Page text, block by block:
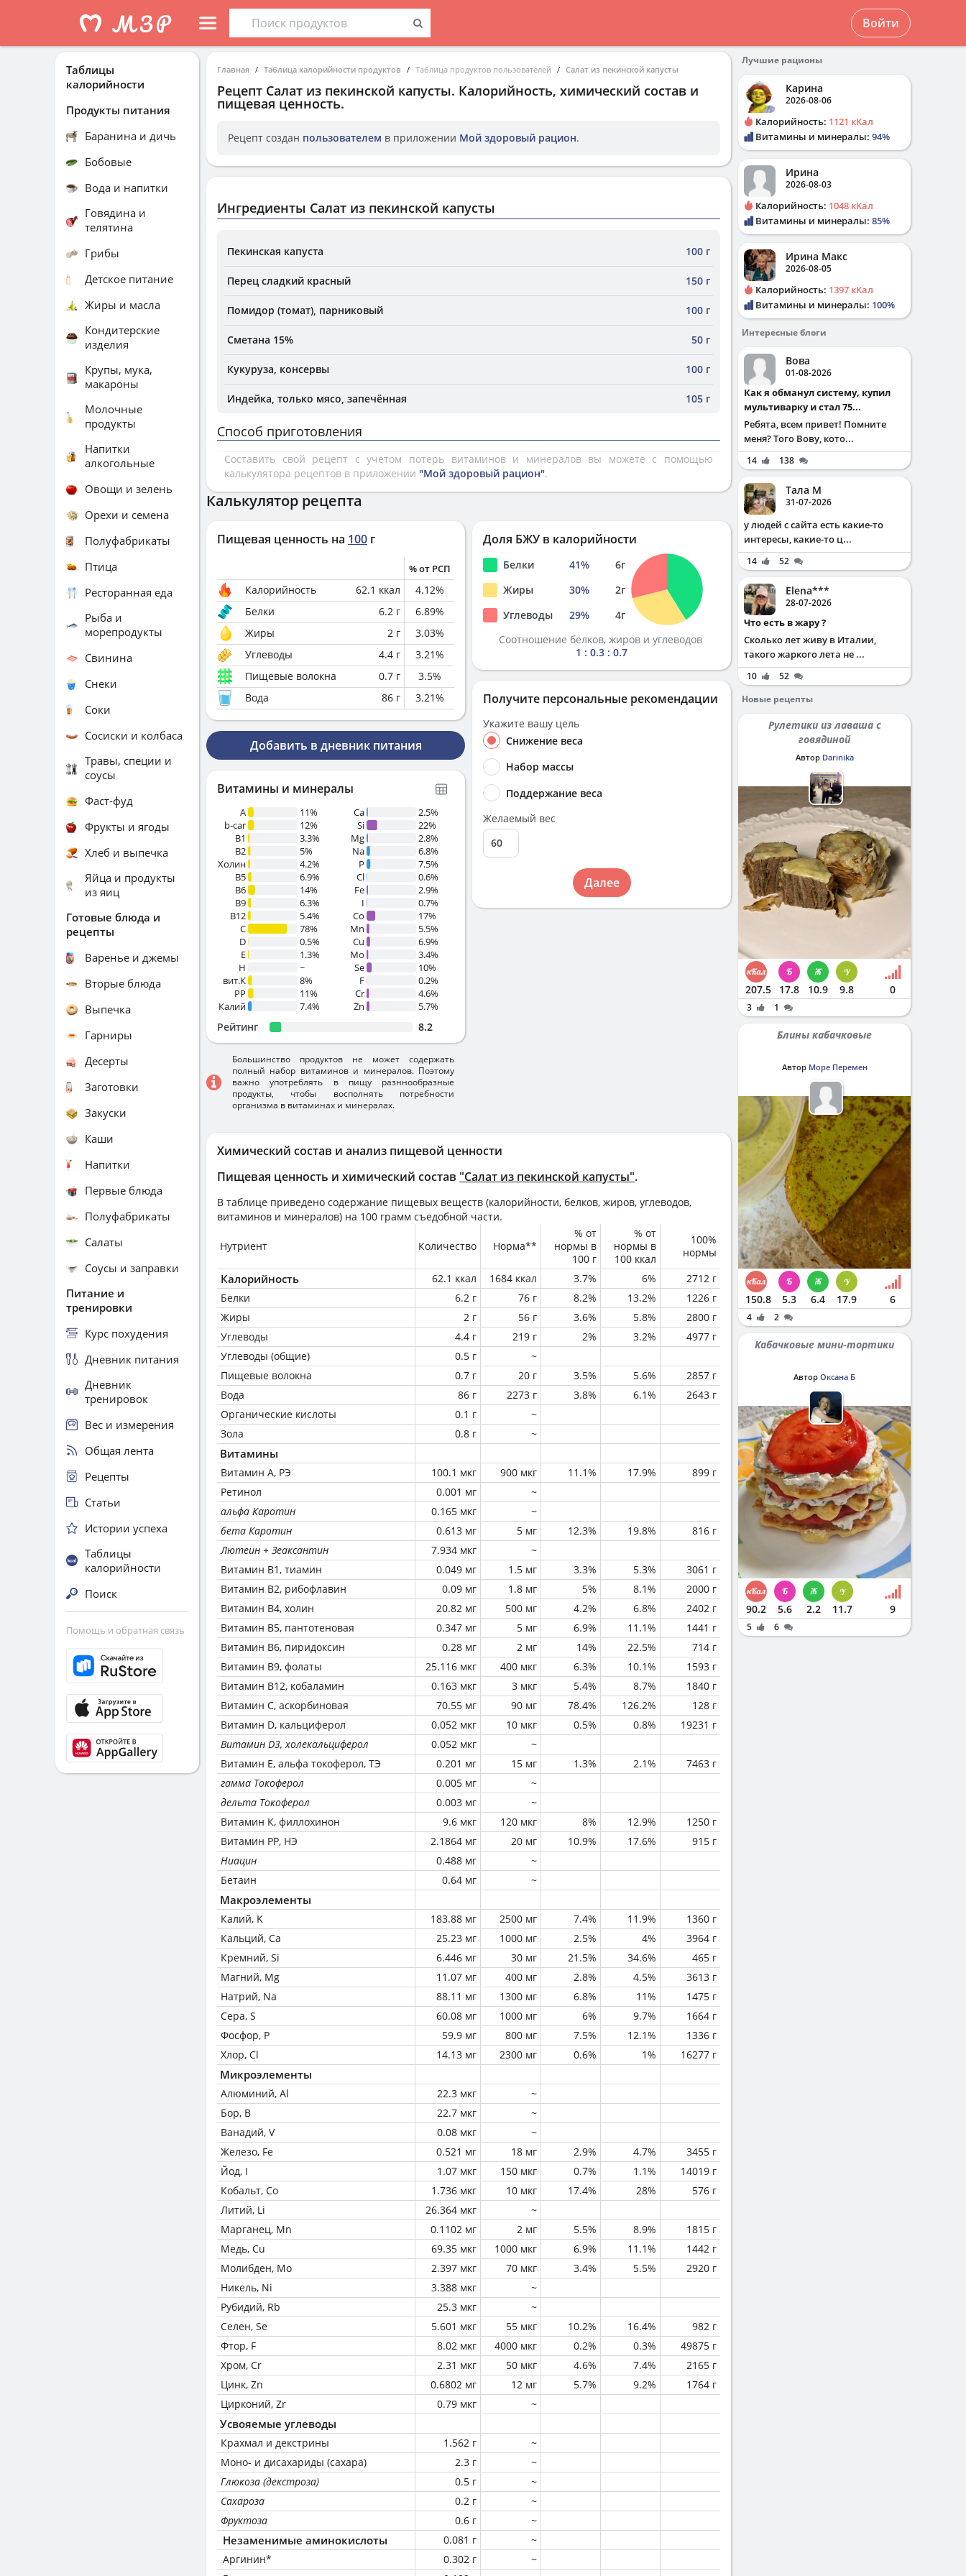
Войти
Главная Таблица калорийности продуктов Таблица продуктов пользователей Салат из пекинской капусты
Рецепт Салат из пекинской капусты. Калорийность, химический состав и
пищевая ценность.
Рецепт создан пользователем в приложении Мой здоровый рацион.
Ингредиенты Салат из пекинской капусты
Пекинская капуста 100 г
Перец сладкий красный 150 г
Помидор (томат), парниковый 100 г
Сметана 15% 50 г
Кукуруза, консервы 100 г
Индейка, только мясо, запечённая 105 г
Способ приготовления
Составить свой рецепт с учетом потерь витаминов и минералов вы можете с помощью
калькулятора рецептов в приложении "Мой здоровый рацион".
Химический состав и анализ пищевой ценности
Пищевая ценность и химический состав "Салат из пекинской капусты".
В таблице приведено содержание пищевых веществ (калорийности, белков, жиров, углеводов,
витаминов и минералов) на 100 грамм съедобной части.
Нутриент Количество Норма**
% от
нормы в
100 г
% от
нормы в
100 ккал
100%
нормы
Калорийность 62.1 ккал 1684 ккал 3.7% 6%
2712 г
Белки
6.2 г 76 г 8.2% 13.2%
1226 г
Жиры
2 г 56 г 3.6% 5.8%
2800 г
Углеводы
4.4 г 219 г 2% 3.2%
4977 г
Углеводы (общие)
0.5 г
~
Пищевые волокна
0.7 г 20 г 3.5% 5.6%
2857 г
Вода
86 г 2273 г 3.8% 6.1%
2643 г
Органические кислоты
0.1 г
~
Зола
0.8 г ~
Витамины
Витамин А, РЭ 100.1 мкг 900 мкг 11.1% 17.9%
899 г
Ретинол
0.001 мг
~
альфа Каротин
0.165 мкг
~
бета Каротин
0.613 мг 5 мг 12.3% 19.8%
816 г
Лютеин + Зеаксантин
7.934 мкг
~
Витамин В1, тиамин
0.049 мг 1.5 мг 3.3% 5.3%
3061 г
Витамин В2, рибофлавин
0.09 мг 1.8 мг 5% 8.1%
2000 г
Витамин В4, холин
20.82 мг 500 мг 4.2% 6.8%
2402 г
Витамин В5, пантотеновая
0.347 мг 5 мг 6.9% 11.1%
1441 г
Витамин В6, пиридоксин
0.28 мг 2 мг 14% 22.5%
714 г
Витамин В9, фолаты
25.116 мкг 400 мкг 6.3% 10.1%
1593 г
Витамин В12, кобаламин
0.163 мкг 3 мкг 5.4% 8.7%
1840 г
Витамин C, аскорбиновая
70.55 мг 90 мг 78.4% 126.2%
128 г
Витамин D, кальциферол
0.052 мкг 10 мкг 0.5% 0.8%
19231 г
Витамин D3, холекальциферол
0.052 мкг
~
Витамин Е, альфа токоферол, ТЭ
0.201 мг 15 мг 1.3% 2.1%
7463 г
гамма Токоферол
0.005 мг
~
дельта Токоферол
0.003 мг
~
Витамин К, филлохинон
9.6 мкг 120 мкг 8% 12.9%
1250 г
Витамин РР, НЭ
2.1864 мг 20 мг 10.9% 17.6%
915 г
Ниацин
0.488 мг
~
Бетаин
0.64 мг ~
Макроэлементы
Калий, K 183.88 мг 2500 мг 7.4% 11.9%
1360 г
Кальций, Ca
25.23 мг 1000 мг 2.5% 4%
3964 г
Кремний, Si
6.446 мг 30 мг 21.5% 34.6%
465 г
Магний, Mg
11.07 мг 400 мг 2.8% 4.5%
3613 г
Натрий, Na
88.11 мг 1300 мг 6.8% 11%
1475 г
Сера, S
60.08 мг 1000 мг 6% 9.7%
1664 г
Фосфор, P
59.9 мг 800 мг 7.5% 12.1%
1336 г
Хлор, Cl
14.13 мг 2300 мг 0.6% 1% 16277 г
Микроэлементы
Алюминий, Al 22.3 мкг
~
Бор, B
22.7 мкг
~
Ванадий, V
0.08 мкг
~
Железо, Fe
0.521 мг 18 мг 2.9% 4.7%
3455 г
Йод, I
1.07 мкг 150 мкг 0.7% 1.1%
14019 г
Кобальт, Co
1.736 мкг 10 мкг 17.4% 28%
576 г
Литий, Li
26.364 мкг
~
Марганец, Mn
0.1102 мг 2 мг 5.5% 8.9%
1815 г
Медь, Cu
69.35 мкг 1000 мкг 6.9% 11.1%
1442 г
Молибден, Mo
2.397 мкг 70 мкг 3.4% 5.5%
2920 г
Никель, Ni
3.388 мкг
~
Рубидий, Rb
25.3 мкг
~
Селен, Se
5.601 мкг 55 мкг 10.2% 16.4%
982 г
Фтор, F
8.02 мкг 4000 мкг 0.2% 0.3%
49875 г
Хром, Cr
2.31 мкг 50 мкг 4.6% 7.4%
2165 г
Цинк, Zn
0.6802 мг 12 мг 5.7% 9.2%
1764 г
Цирконий, Zr
0.79 мкг ~
Усвояемые углеводы
Крахмал и декстрины 1.562 г
~
Моно- и дисахариды (сахара)
2.3 г
~
Глюкоза (декстроза)
0.5 г
~
Сахароза
0.2 г
~
Фруктоза
0.6 г ~
Незаменимые аминокислоты 0.081 г
~
Аргинин*
0.302 г
~
Калькулятор рецепта
Пищевая ценность на 100 г
% от РСП
Калорийность 62.1 ккал 4.12%
Белки
6.2 г 6.89%
Жиры
2 г 3.03%
Углеводы
4.4 г 3.21%
Пищевые волокна
0.7 г 3.5%
Вода
86 г 3.21%
Добавить в дневник питания
Витамины и минералы
A
11%
b-car
12%
В1
3.3%
B2
5%
Холин
4.2%
B5
6.9%
B6
14%
B9
6.3%
B12
5.4%
C
78%
D
0.5%
E
1.3%
H
~
вит.К
8%
PP
11%
Калий
7.4%
Ca
2.5%
Si
22%
Mg
2.8%
Na
6.8%
P
7.5%
Cl
0.6%
Fe
2.9%
I
0.7%
Co
17%
Mn
5.5%
Cu
6.9%
Mo
3.4%
Se
10%
F
0.2%
Cr
4.6%
Zn
5.7%
Рейтинг 8.2
Большинство продуктов не может содержать
полный набор витаминов и минералов. Поэтому
важно употреблять в пищу разннообразные
продукты, чтобы восполнять потребности
организма в витаминах и минералах.
Доля БЖУ в калорийности
Белки 41% 6г
Жиры
30% 2г
Углеводы
29% 4г
Соотношение белков, жиров и углеводов
1 : 0.3 : 0.7
Получите персональные рекомендации
Укажите вашу цель
Снижение веса
Набор массы
Поддержание веса
Желаемый вес
Далее
Таблицы
калорийности
Продукты питания
Баранина и дичь
Бобовые
Вода и напитки
Говядина и
телятина
Грибы
Детское питание
Жиры и масла
Кондитерские
изделия
Крупы, мука,
макароны
Молочные
продукты
Напитки
алкогольные
Овощи и зелень
Орехи и семена
Полуфабрикаты
Птица
Ресторанная еда
Рыба и
морепродукты
Свинина
Снеки
Соки
Сосиски и колбаса
Травы, специи и
соусы
Фаст-фуд
Фрукты и ягоды
Хлеб и выпечка
Яйца и продукты
из яиц
Готовые блюда и
рецепты
Варенье и джемы
Вторые блюда
Выпечка
Гарниры
Десерты
Заготовки
Закуски
Каши
Напитки
Первые блюда
Полуфабрикаты
Салаты
Соусы и заправки
Питание и
тренировки
Курс похудения
Дневник питания
Дневник
тренировок
Вес и измерения
Общая лента
Рецепты
Статьи
Истории успеха
Таблицы
калорийности
Поиск
Помощь и обратная связь
Лучшие рационы
Карина
2026-08-06
Калорийность: 1121 кКал
Витамины и минералы: 94%
Ирина
2026-08-03
Калорийность: 1048 кКал
Витамины и минералы: 85%
Ирина Макс
2026-08-05
Калорийность: 1397 кКал
Витамины и минералы: 100%
Интересные блоги
Вова
01-08-2026
Как я обманул систему, купил
мультиварку и стал 75...
Ребята, всем привет! Помните
меня? Того Вову, кото...
14 138
Тала М
31-07-2026
у людей с сайта есть какие-то
интересы, какие-то ц...
14 52
Elena***
28-07-2026
Что есть в жару ?
Сколько лет живу в Италии,
такого жаркого лета не ...
10
52
Новые рецепты
Рулетики из лаваша с
говядиной
Автор Darinika
207.5 17.8 10.9 9.8 0
3 1
Блины кабачковые
Автор Море Перемен
150.8 5.3 6.4 17.9 6
4 2
Кабачковые мини-тортики
Автор Оксана Б
90.2 5.6 2.2 11.7 9
5 6